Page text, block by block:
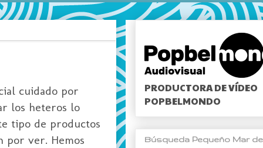
cuidado por
los heteros lo
tipo de productos
por ver. Hemos
PRODUCTORA DE VÍDEO
POPBELMONDO
Búsqueda Pequeño Mar